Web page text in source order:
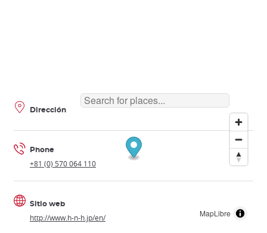
MapLibre
Dirección
Phone
+81 (0) 570 064 110
Sitio web
http://www.h-n-h.jp/en/